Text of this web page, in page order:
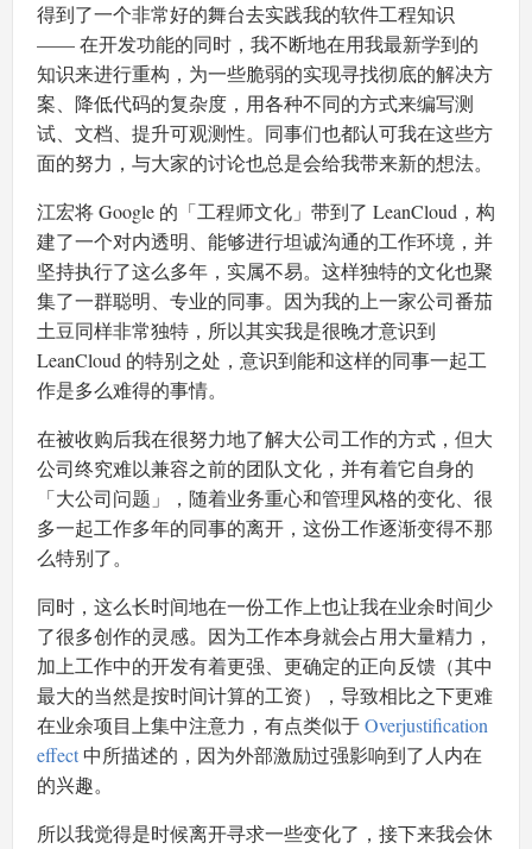
得到了一个非常好的舞台去实践我的软件工程知识
—— 在开发功能的同时，我不断地在用我最新学到的
知识来进行重构，为一些脆弱的实现寻找彻底的解决方
案、降低代码的复杂度，用各种不同的方式来编写测
试、文档、提升可观测性。同事们也都认可我在这些方
面的努力，与大家的讨论也总是会给我带来新的想法。
江宏将 Google 的「工程师文化」带到了 LeanCloud，构
建了一个对内透明、能够进行坦诚沟通的工作环境，并
坚持执行了这么多年，实属不易。这样独特的文化也聚
集了一群聪明、专业的同事。因为我的上一家公司番茄
土豆同样非常独特，所以其实我是很晚才意识到
LeanCloud 的特别之处，意识到能和这样的同事一起工
作是多么难得的事情。
在被收购后我在很努力地了解大公司工作的方式，但大
公司终究难以兼容之前的团队文化，并有着它自身的
「大公司问题」，随着业务重心和管理风格的变化、很
多一起工作多年的同事的离开，这份工作逐渐变得不那
么特别了。
同时，这么长时间地在一份工作上也让我在业余时间少
了很多创作的灵感。因为工作本身就会占用大量精力，
加上工作中的开发有着更强、更确定的正向反馈（其中
最大的当然是按时间计算的工资），导致相比之下更难
在业余项目上集中注意力，有点类似于Overjustification
effect 中所描述的，因为外部激励过强影响到了人内在
的兴趣。
所以我觉得是时候离开寻求一些变化了，接下来我会休